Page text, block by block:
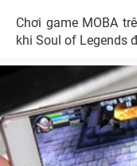
Chơi game MOBA
khi Soul of Legends